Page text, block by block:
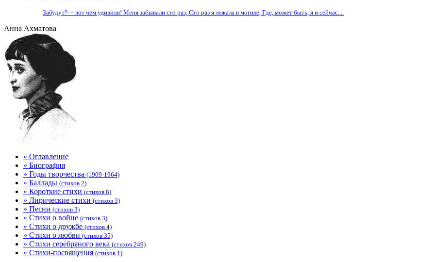
Забудут?— вот чем удивили! Меня забывали сто раз, Сто раз я лежала в могиле, Где, может быть, я и сейчас....
Анна Ахматова
» Оглавление
» Биография
» Годы творчества (1909-1964)
» Баллады (стихов 2)
» Короткие стихи (стихов 8)
» Лирические стихи (стихов 3)
» Песни (стихов 3)
» Стихи о войне (стихов 3)
» Стихи о дружбе (стихов 4)
» Стихи о любви (стихов 35)
» Стихи серебряного века (стихов 249)
» Стихи-посвящения (стихов 1)